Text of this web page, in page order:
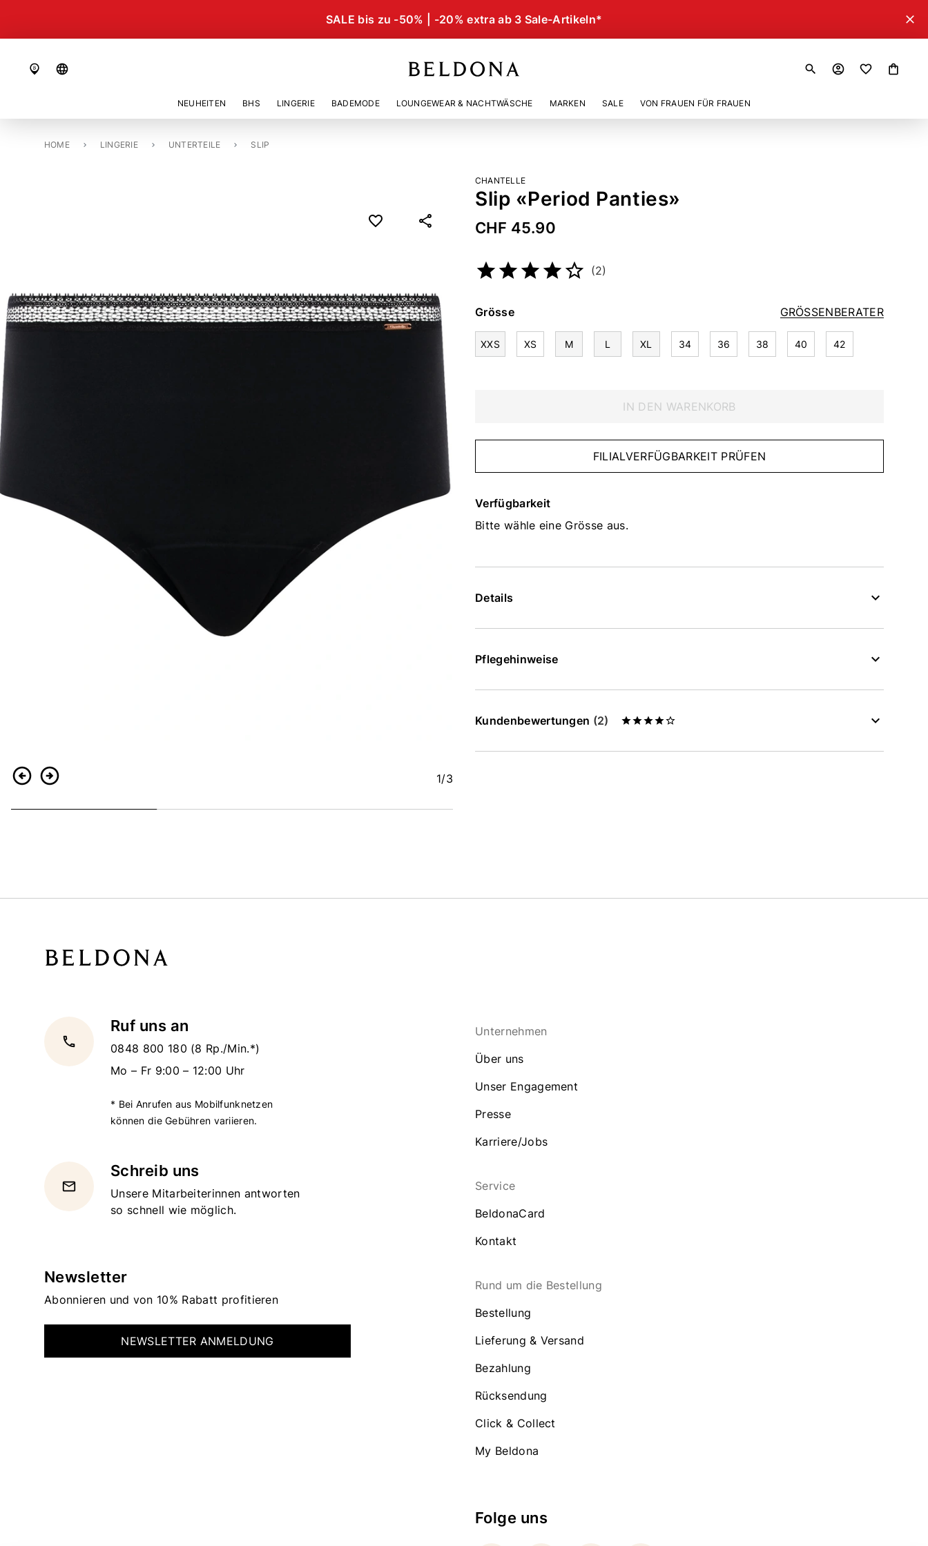
SALE bis zu -50% | -20% extra ab 3 Sale-Artikeln* close
language search account_circle shopping_bag
NEUHEITEN BHS LINGERIE BADEMODE LOUNGEWEAR & NACHTWÄSCHE MARKEN SALE VON FRAUEN FÜR FRAUEN
HOME LINGERIE UNTERTEILE SLIP
SLIP «PERIOD PANTIES»
ZurückWeiter 1/3
CHANTELLE
Slip «Period Panties»
CHF 45.90
(2)
GRÖSSENBERATER
Grösse
XXS XS M L XL 34 36 38 40 42
IN DEN WARENKORB
FILIALVERFÜGBARKEIT PRÜFEN
Verfügbarkeit
Bitte wähle eine Grösse aus.
Details
Pflegehinweise
Kundenbewertungen (2)
local_phone
Ruf uns an
0848 800 180 (8 Rp./Min.*)
Mo – Fr 9:00 – 12:00 Uhr
* Bei Anrufen aus Mobilfunknetzen
können die Gebühren variieren.
email
Schreib uns
Unsere Mitarbeiterinnen antworten
so schnell wie möglich.
Newsletter
Abonnieren und von 10% Rabatt profitieren
NEWSLETTER ANMELDUNG
Unternehmen
Über uns
Unser Engagement
Presse
Karriere/Jobs
Service
BeldonaCard
Kontakt
Rund um die Bestellung
Bestellung
Lieferung & Versand
Bezahlung
Rücksendung
Click & Collect
My Beldona
Folge uns